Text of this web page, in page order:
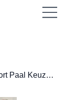
Ballonbloem 50cm Ophangen | Deur Poort Paal Keuze Kleuren